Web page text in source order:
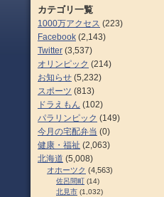
カテゴリ一覧
1000万アクセス (223)
Facebook (2,143)
Twitter (3,537)
オリンピック (214)
お知らせ (5,232)
スポーツ (813)
ドラえもん (102)
パラリンピック (149)
今月の宅配弁当 (0)
健康・福祉 (2,063)
北海道 (5,008)
オホーツク (4,563)
佐呂間町 (14)
北見市 (1,032)